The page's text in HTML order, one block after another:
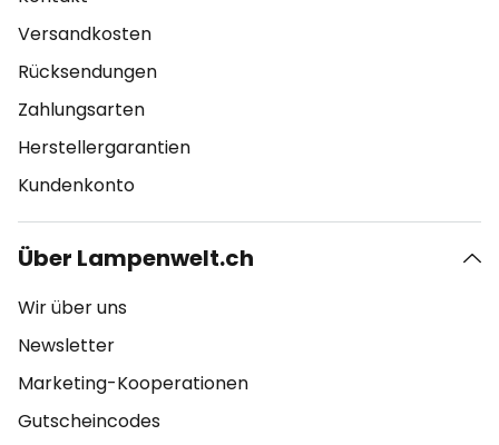
Versandkosten
Rücksendungen
Zahlungsarten
Herstellergarantien
Kundenkonto
Über Lampenwelt.ch
Wir über uns
Newsletter
Marketing-Kooperationen
Gutscheincodes